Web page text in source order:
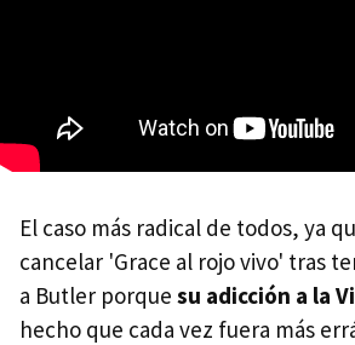
El caso más radical de todos, ya
cancelar 'Grace al rojo vivo' tras
a Butler porque su adicción a la
hecho que cada vez fuera más